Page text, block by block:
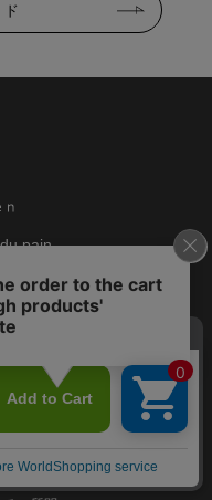
pain
子ケ口町3-3
覧
一覧
ン
ガ登録